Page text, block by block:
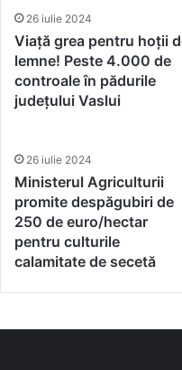
26 iulie 2024
Viață grea pentru hoții
lemne! Peste 4.000 de
controale în pădurile
județului Vaslui
26 iulie 2024
Ministerul Agriculturii
promite despăgubiri de
250 de euro/hectar
pentru culturile
calamitate de secetă